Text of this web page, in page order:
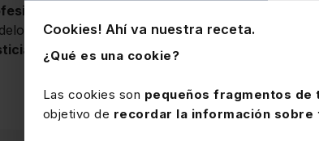
Cookies! Ahí va nuestra receta.
¿Qué es una cookie?
Las cookies son pequeños fragmentos de
objetivo de recordar la información sobre
de negocio de las firmas del sector. En quinto